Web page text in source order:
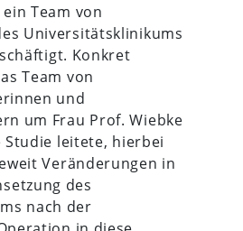
Team von
Universitätsklinikums
Konkret
Team von
und
um Frau Prof. Wiebke
Studie leitete, hierbei
Veränderungen in
des
nach der